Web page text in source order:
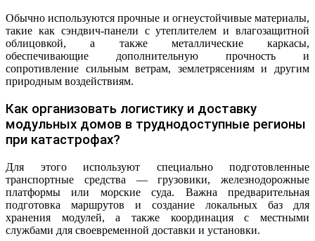
Обычно используются прочные и огнеустойчивые материалы,
такие как сэндвич-панели с утеплителем и влагозащитной
облицовкой, а также металлические каркасы,
обеспечивающие дополнительную прочность и
сопротивление сильным ветрам, землетрясениям и другим
природным воздействиям.
Как организовать логистику и доставку
модульных домов в труднодоступные регионы
при катастрофах?
Для этого используют специально подготовленные
транспортные средства — грузовики, железнодорожные
платформы или морские суда. Важна предварительная
подготовка маршрутов и создание локальных баз для
хранения модулей, а также координация с местными
службами для своевременной доставки и установки.